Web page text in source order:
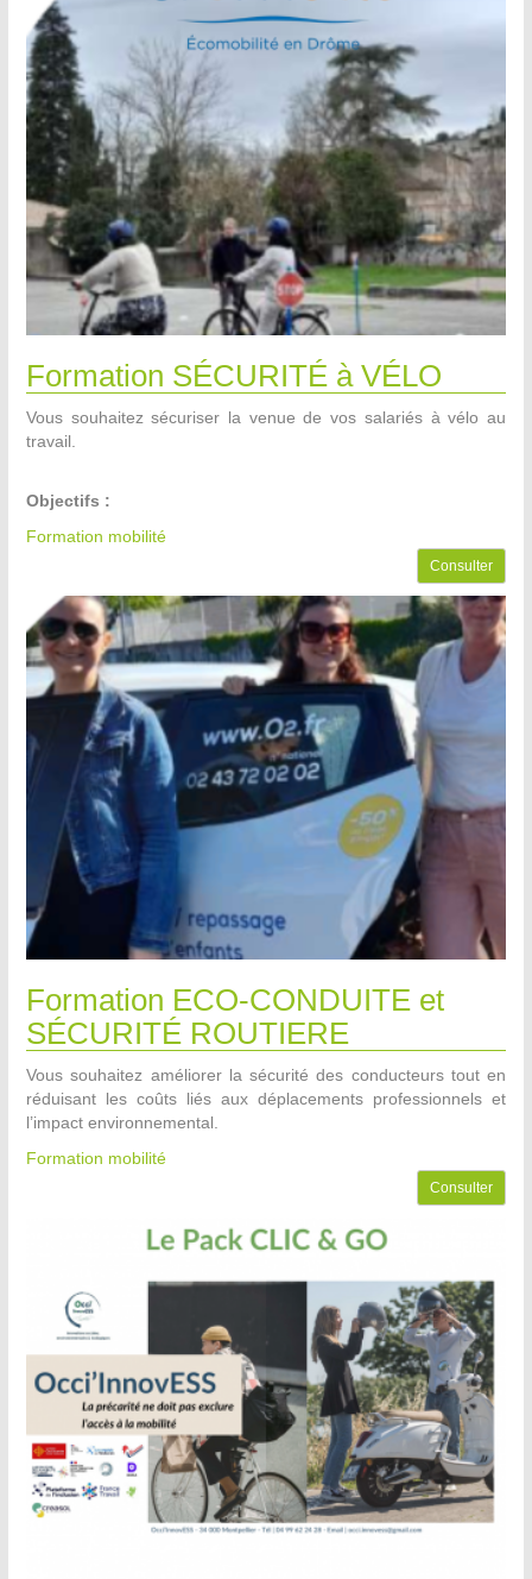
Formation SÉCURITÉ à VÉLO
Vous souhaitez sécuriser la venue de vos salariés à vélo au
travail.
Objectifs :
Formation mobilité
Consulter
Formation ECO-CONDUITE et
SÉCURITÉ ROUTIERE
Vous souhaitez améliorer la sécurité des conducteurs tout en
réduisant les coûts liés aux déplacements professionnels et
l’impact environnemental.
Formation mobilité
Consulter